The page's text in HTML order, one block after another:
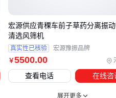
器与 伺服电机支架
需加装防水接线盒
调试阶段常见误
未使用扭矩测
￥5500.00
宏源供应青稞车前子草药分离振
清选风筛机
真实性已核验 宏源豫振品牌
查看电话 在线咨
展开更多